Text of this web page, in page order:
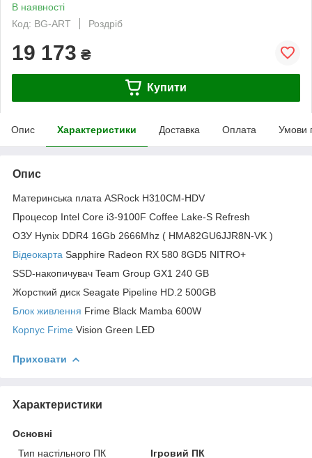
В наявності
Код: BG-ART
Роздріб
19 173 ₴
Купити
Опис Характеристики Доставка Оплата Умови
Опис
Материнська плата ASRock H310CM-HDV
Процесор Intel Core i3-9100F Coffee Lake-S Refresh
ОЗУ Hynix DDR4 16Gb 2666Mhz ( HMA82GU6JJR8N-VK )
Відеокарта Sapphire Radeon RX 580 8GD5 NITRO+
SSD-накопичувач Team Group GX1 240 GB
Жорсткий диск Seagate Pipeline HD.2 500GB
Блок живлення Frime Black Mamba 600W
Корпус Frime Vision Green LED
Приховати
Характеристики
Основні
Тип настільного ПК
Ігровий ПК